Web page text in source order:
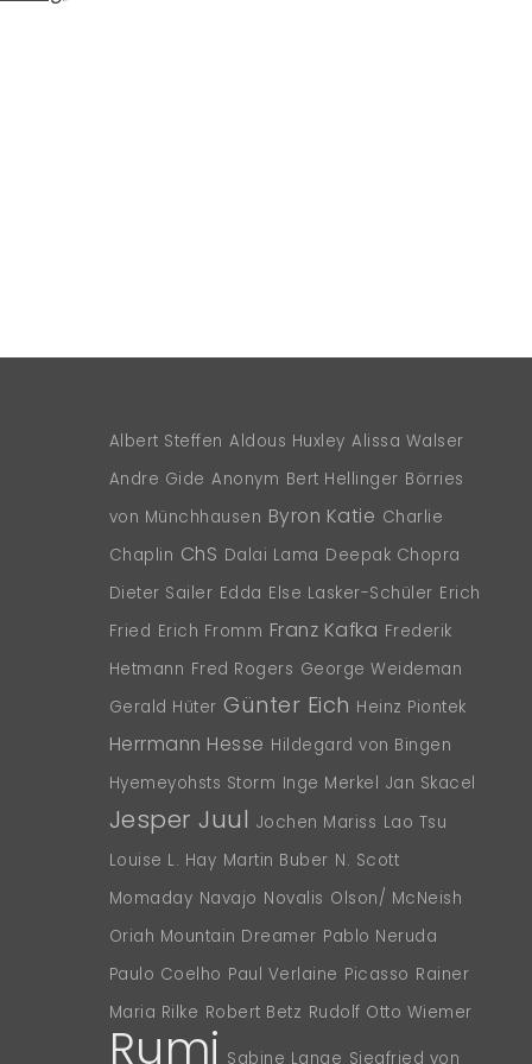
Albert Steffen Aldous Huxley Alissa Walser
Andre Gide Anonym Bert Hellinger Börries
von Münchhausen Byron Katie Charlie
Chaplin ChS Dalai Lama Deepak Chopra
Dieter Sailer Edda Else Lasker-Schüler Erich
Fried Erich Fromm Franz Kafka Frederik
Hetmann Fred Rogers George Weideman
Gerald Hüter Günter Eich Heinz Piontek
Herrmann Hesse Hildegard von Bingen
Hyemeyohsts Storm Inge Merkel Jan Skacel
Jesper Juul Jochen Mariss Lao Tsu
Louise L. Hay Martin Buber N. Scott
Momaday Navajo Novalis Olson/ McNeish
Oriah Mountain Dreamer Pablo Neruda
Paulo Coelho Paul Verlaine Picasso Rainer
Maria Rilke Robert Betz Rudolf Otto Wiemer
Rumi Sabine Lange Siegfried von